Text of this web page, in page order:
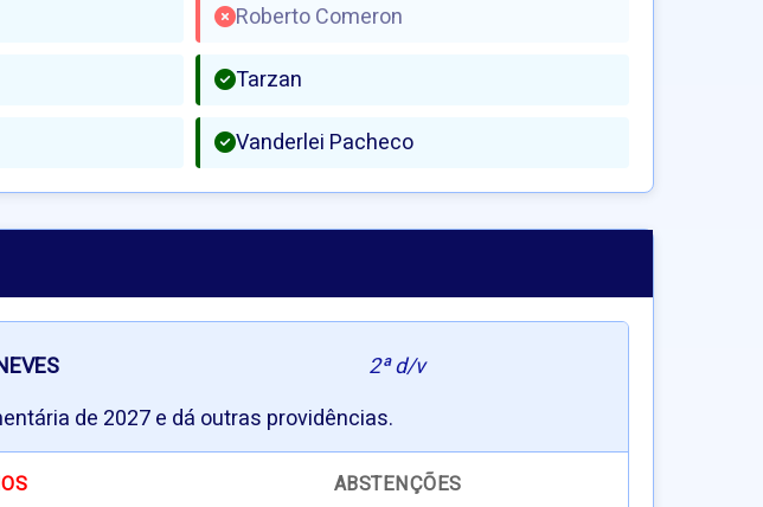
Roberto Comeron
Tarzan
Vanderlei Pacheco
2ª d/v
de 2027 e dá outras providências.
ABSTENÇÕES